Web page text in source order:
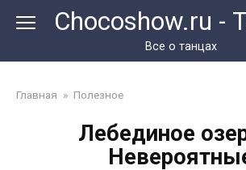
Chocoshow.ru -
Все о танцах
Главная » Полезное
Лебединое